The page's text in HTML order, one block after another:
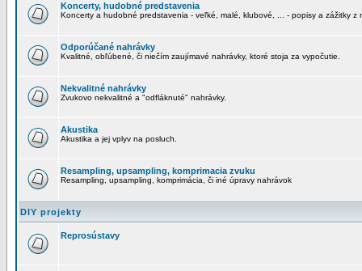
Koncerty, hudobné predstavenia
Koncerty a hudobné predstavenia - veľké, malé, klubové, ... - popisy a zážitky z
Odporúčané nahrávky
Kvalitné, obľúbené, či niečím zaujímavé nahrávky, ktoré stoja za vypočutie.
Nekvalitné nahrávky
Zvukovo nekvalitné a "odfláknuté" nahrávky.
Akustika
Akustika a jej vplyv na posluch.
Resampling, upsampling, komprimacia zvuku
Resampling, upsampling, komprimácia, či iné úpravy nahrávok
DIY projekty
Reprosústavy